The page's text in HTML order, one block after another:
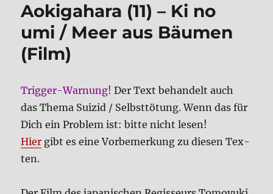
Aoki­ga­ha­ra (11) – Ki no
umi / Meer aus Bäu­men
(Film)
Trig­ger-War­nung! Der Text behan­delt auch
das The­ma Sui­zid / Selbst­tö­tung. Wenn das für
Dich ein Pro­blem ist: bit­te nicht lesen!
Hier gibt es eine Vor­be­mer­kung zu die­sen Tex­
ten.